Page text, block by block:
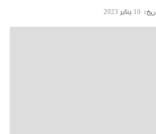
10 يناير 2023